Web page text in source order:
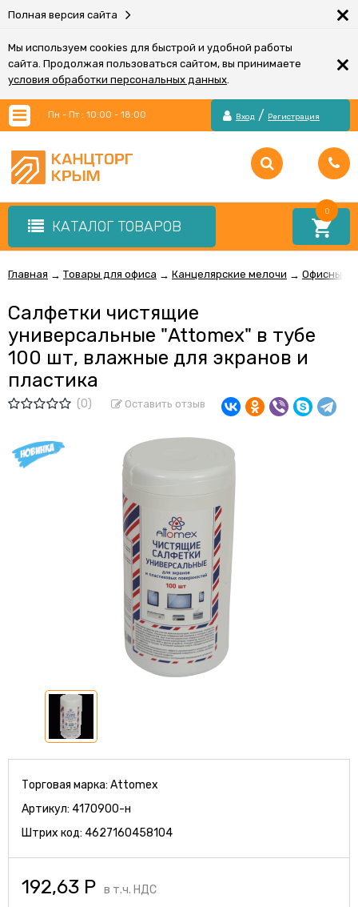
Полная версия сайта ×
Мы используем cookies для быстрой и удобной работы
сайта. Продолжая пользоваться сайтом, вы принимаете
условия обработки персональных данных.
×
Пн - Пт : 10:00 - 18:00 Вход / Регистрация
КАТАЛОГ ТОВАРОВ
0
Главная → Товары для офиса → Канцелярские мелочи → Офисные
Салфетки чистящие
универсальные "Attomex" в тубе
100 шт, влажные для экранов и
пластика
(0) Оставить отзыв
Торговая марка: Attomex
Артикул: 4170900-н
Штрих код: 4627160458104
192,63 Р в т.ч. НДС